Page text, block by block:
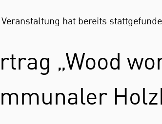
Veranstaltung hat bereits
„Wood